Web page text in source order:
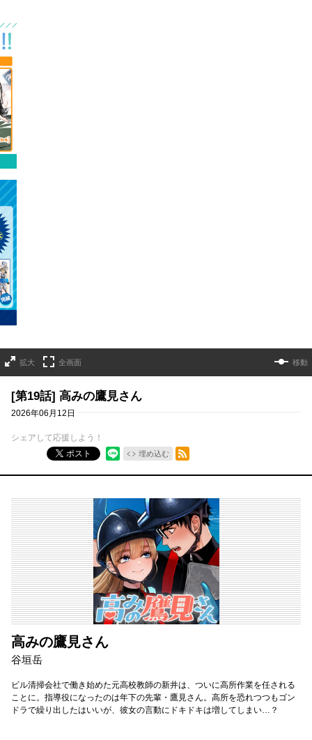
拡大 全画面 移動
[第19話] 高みの鷹見さん
2026年06月12日
シェアして応援しよう！
ポスト
埋め込む
RSSフィード
高みの鷹見さん
谷垣岳
ビル清掃会社で働き始めた元高校教師の新井は、ついに高所作業を任される
ことに。指導役になったのは年下の先輩・鷹見さん。高所を恐れつつもゴン
ドラで繰り出したはいいが、彼女の言動にドキドキは増してしまい…？